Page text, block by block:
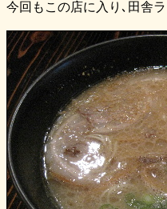
今回もこの店に入り､田舎ラ